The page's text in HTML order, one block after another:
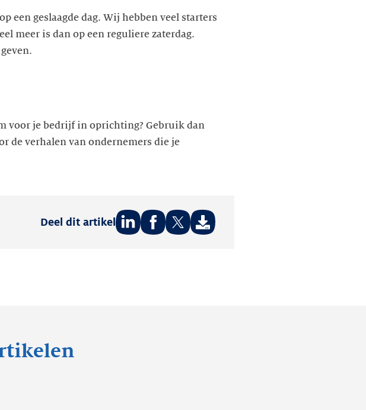
een geslaagde dag. Wij hebben veel starters
meer is dan op een reguliere zaterdag.
voor je bedrijf in oprichting? Gebruik dan
de verhalen van ondernemers die je
Deel dit artikel